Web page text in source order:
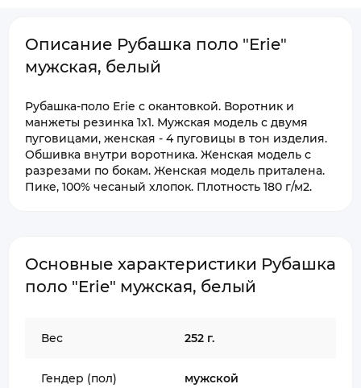
Описание Рубашка поло "Erie"
мужская, белый
Рубашка-поло Erie с окантовкой. Воротник и
манжеты резинка 1х1. Мужская модель с двумя
пуговицами, женская - 4 пуговицы в тон изделия.
Обшивка внутри воротника. Женская модель с
разрезами по бокам. Женская модель приталена.
Пике, 100% чесаный хлопок. Плотность 180 г/м2.
Основные характеристики Рубашка
поло "Erie" мужская, белый
Вес 252 г.
Гендер (пол) мужской